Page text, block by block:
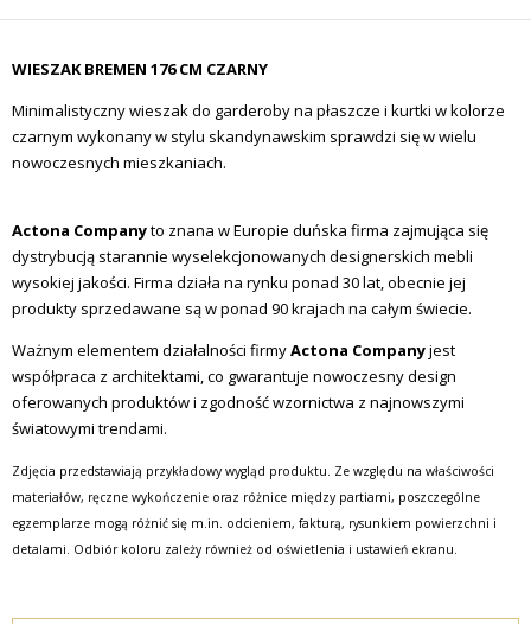
WIESZAK BREMEN 176 CM CZARNY
Minimalistyczny wieszak do garderoby na płaszcze i kurtki w kolorze
czarnym wykonany w stylu skandynawskim sprawdzi się w wielu
nowoczesnych mieszkaniach.
Actona Companyto znana w Europie duńska firma zajmująca się
dystrybucją starannie wyselekcjonowanych designerskich mebli
wysokiej jakości. Firma działa na rynku ponad 30 lat, obecnie jej
produkty sprzedawane są w ponad 90 krajach na całym świecie.
Ważnym elementem działalności firmyActona Companyjest
współpraca z architektami, co gwarantuje nowoczesny design
oferowanych produktów i zgodność wzornictwa z najnowszymi
światowymi trendami.
Zdjęcia przedstawiają przykładowy wygląd produktu. Ze względu na właściwości
materiałów, ręczne wykończenie oraz różnice między partiami, poszczególne
egzemplarze mogą różnić się m.in. odcieniem, fakturą, rysunkiem powierzchni i
detalami. Odbiór koloru zależy również od oświetlenia i ustawień ekranu.